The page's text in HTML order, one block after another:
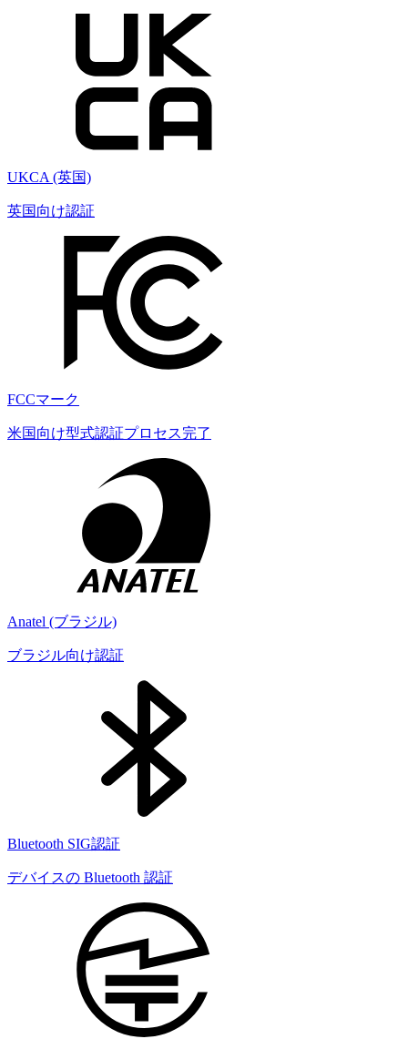
UKCA (英国)
英国向け認証
FCCマーク
米国向け型式認証プロセス完了
Anatel (ブラジル)
ブラジル向け認証
Bluetooth SIG認証
デバイスの Bluetooth 認証